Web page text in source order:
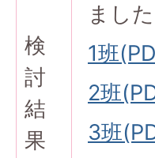
検
討
結
果
まし
1班
2班
3班